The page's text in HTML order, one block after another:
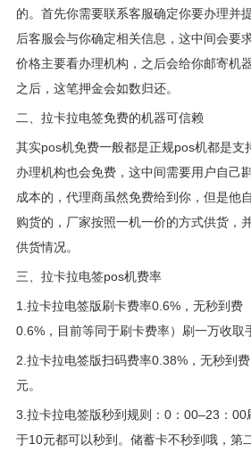
的。首先你需要联系客服确定你要办理并
后客服会与你确定相关信息，这中间会要
价格主要看办理机构，之后会给你邮寄机
之后，这笔押金会如数归还。
二、拉卡拉电签免费的机器可信赖
其实pos机免费一般都是正规pos机都是支
办理机构也会免费，这中间需要用户自己
成本的，代理商虽然免费给到你，但是他
购货的，厂家按照一机一价的方式供货，
供货情况。
三、拉卡拉电签pos机费率
1.拉卡拉电签版刷卡费率0.6%，无秒到费
0.6%，目前等同于刷卡费率）刷一万收取
2.拉卡拉电签版扫码费率0.38%，无秒到
元。
3.拉卡拉电签版秒到规则：0：00–23：
于10元都可以秒到。储蓄卡不秒到哦，第